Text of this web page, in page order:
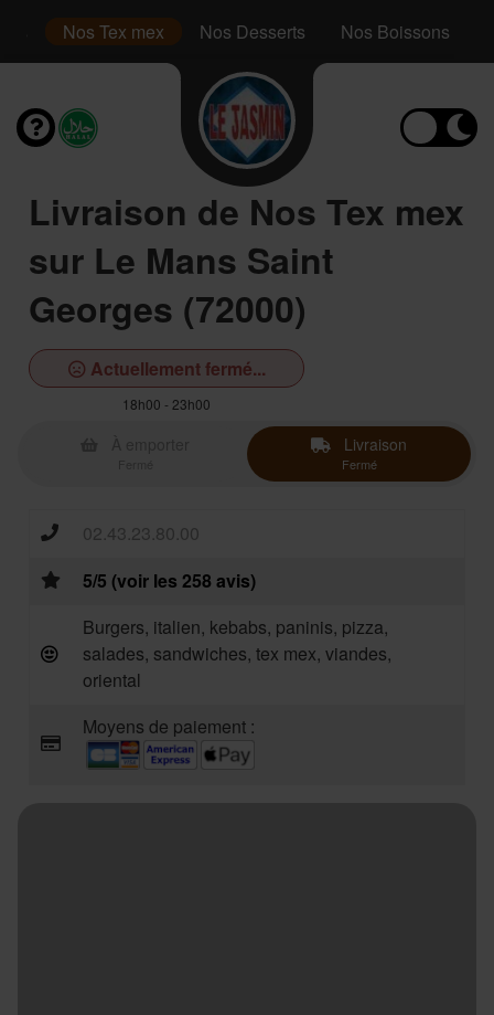
Nos Tex mex Nos Desserts Nos Boissons
Livraison de Nos Tex mex
sur Le Mans Saint
Georges (72000)
Actuellement fermé...
18h00 - 23h00
Livraison
Fermé
02.43.23.80.00
5/5 (voir les 258 avis)
Burgers, italien, kebabs, paninis, pizza,
salades, sandwiches, tex mex, viandes,
oriental
Moyens de paiement :